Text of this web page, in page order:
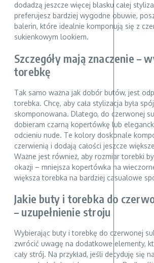
dodadzą jeszcze więcej blasku całej
preferujesz bardziej wygodne obuwie,
balerin, które idealnie komponują się z
sukienkowym lookiem.
Szczegóły mają znaczenie –
torebkę
Tak samo ważna jak dobór butów, jest
torebka. Chcę, aby cała stylizacja była
skomponowana. Dlatego, do czerwonej
dobieram czarną kopertówkę lub
odcieniu nude. Te kolory doskonale
czerwienią i dodają całości jeszcze
Ważne jest również, aby rozmiar torebki
okazji – mniejsza kopertówka na
większa torebka na bardziej casualowe
Jakie buty i torebka do
– uzupełnienie stroju
Wybierając buty i torebkę do czerwonej
zwrócić uwagę na dodatkowe elementy,
cały strój. Na przykład, jeśli decyduję się